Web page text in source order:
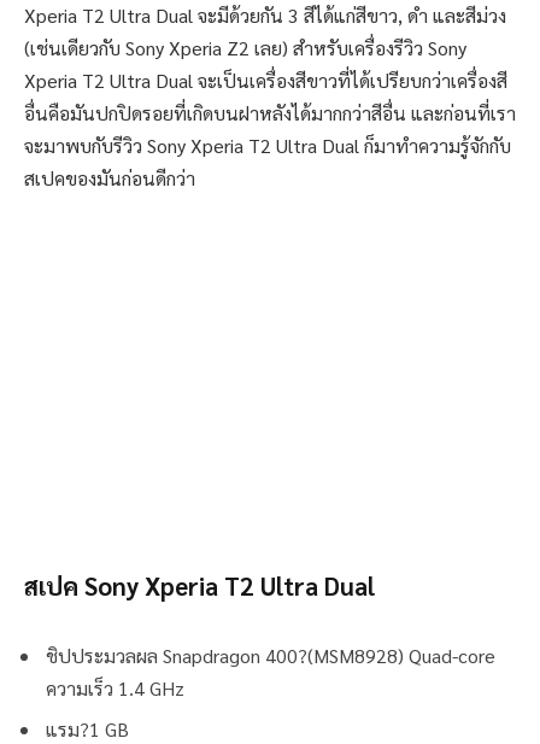
Xperia T2 Ultra Dual จะมีด้วยกัน 3 สีได้แก่สีขาว, ดำ และสีม่วง
(เช่นเดียวกับ Sony Xperia Z2 เลย) สำหรับเครื่องรีวิว Sony
Xperia T2 Ultra Dual จะเป็นเครื่องสีขาวที่ได้เปรียบกว่าเครื่องสี
อื่นคือมันปกปิดรอยที่เกิดบนฝาหลังได้มากกว่าสีอื่น และก่อนที่เรา
จะมาพบกับรีวิว Sony Xperia T2 Ultra Dual ก็มาทำความรู้จักกับ
สเปคของมันก่อนดีกว่า
สเปค Sony Xperia T2 Ultra Dual
ชิปประมวลผล Snapdragon 400?(MSM8928) Quad-core
ความเร็ว 1.4 GHz
แรม?1 GB